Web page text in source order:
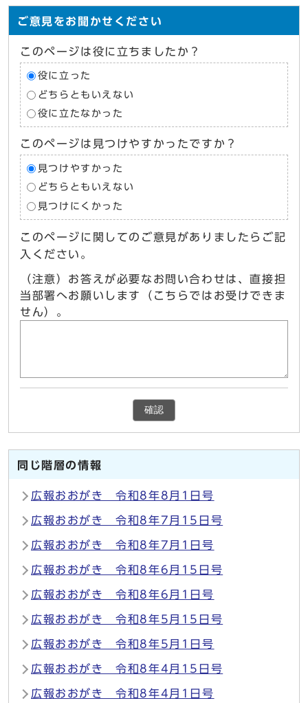
ご意見をお聞かせください
このページは役に立ちましたか？
役に立った
どちらともいえない
役に立たなかった
このページは見つけやすかったですか？
見つけやすかった
どちらともいえない
見つけにくかった
このページに関してのご意見がありましたらご記
入ください。
（注意）お答えが必要なお問い合わせは、直接担
当部署へお願いします（こちらではお受けできま
せん）。
確認
同じ階層の情報
広報おおがき 令和8年8月1日号
広報おおがき 令和8年7月15日号
広報おおがき 令和8年7月1日号
広報おおがき 令和8年6月15日号
広報おおがき 令和8年6月1日号
広報おおがき 令和8年5月15日号
広報おおがき 令和8年5月1日号
広報おおがき 令和8年4月15日号
広報おおがき 令和8年4月1日号